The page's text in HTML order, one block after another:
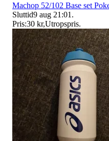
Machop 52/102 Base set
Sluttid9 aug 21:01 .
Pris:30 kr,Utropspris.